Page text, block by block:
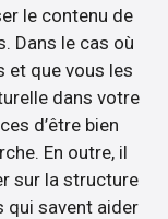
le contenu de
Dans le cas où
et que vous les
dans votre
d’être bien
En outre, il
sur la structure
qui savent aider